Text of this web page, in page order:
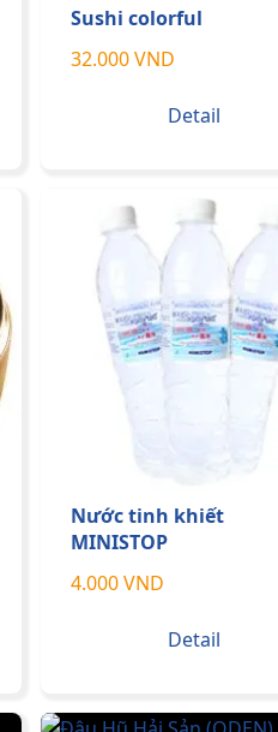
Sushi colorful
32.000 VND
Detail
Nước tinh khiết
MINISTOP
4.000 VND
Detail